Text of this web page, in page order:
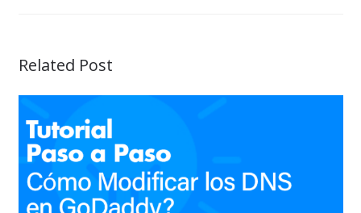
Related Post